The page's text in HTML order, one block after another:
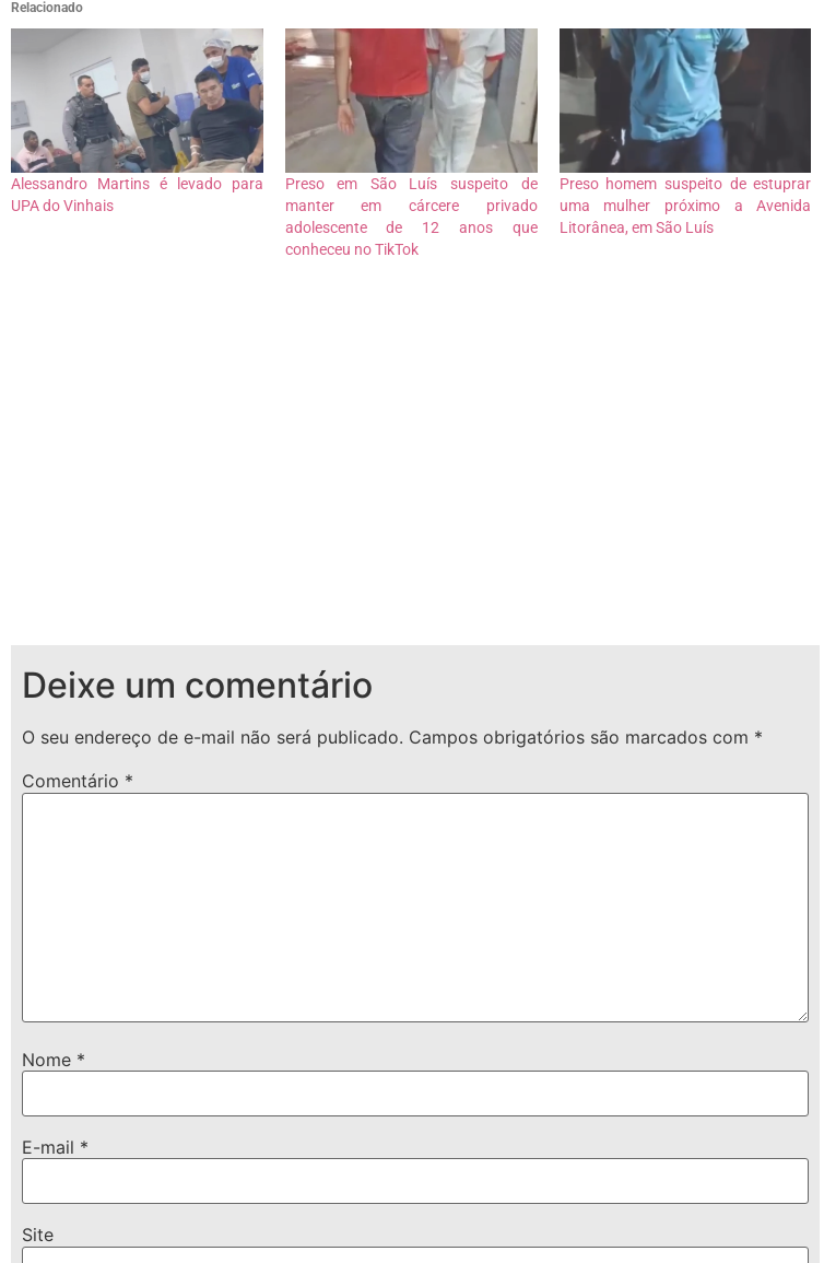
Relacionado
Alessandro Martins é levado para
UPA do Vinhais
Preso em São Luís suspeito de
manter em cárcere privado
adolescente de 12 anos que
conheceu no TikTok
Preso homem suspeito de estuprar
uma mulher próximo a Avenida
Litorânea, em São Luís
Deixe um comentário
O seu endereço de e-mail não será publicado. Campos obrigatórios são marcados com *
Comentário *
Nome *
E-mail *
Site